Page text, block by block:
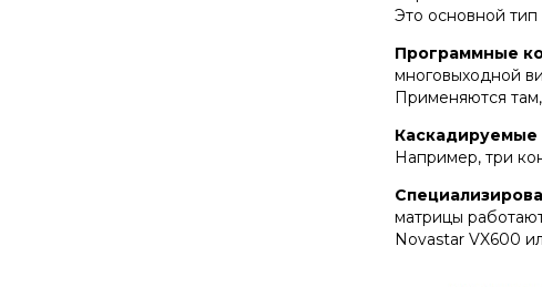
Это основной
Программные
многовыходной
Применяются
Например, три
матрицы
Novastar VX600